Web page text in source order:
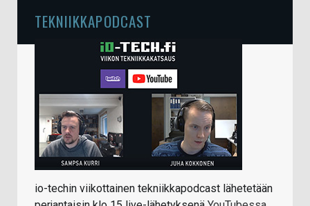
TEKNIIKKAPODCAST
io-techin viikottainen tekniikkapodcast lähetetään